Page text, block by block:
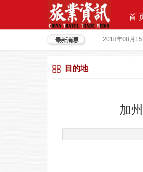
首
2018年08月15
2017年09月29
目的地
加